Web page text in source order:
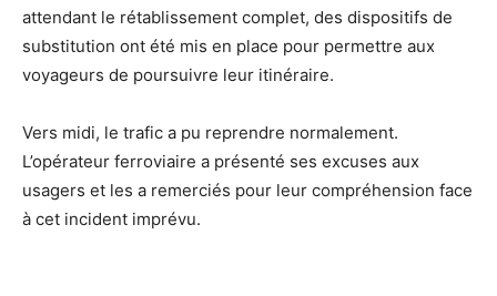
attendant le rétablissement complet, des dispositifs de
substitution ont été mis en place pour permettre aux
voyageurs de poursuivre leur itinéraire.
Vers midi, le trafic a pu reprendre normalement.
L’opérateur ferroviaire a présenté ses excuses aux
usagers et les a remerciés pour leur compréhension face
à cet incident imprévu.